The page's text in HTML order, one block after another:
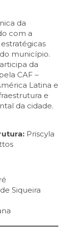
da
com a
município.
da
CAF –
Latina e
e
da cidade.
Priscyla
Siqueira